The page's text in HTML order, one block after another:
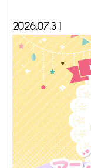
2026.07.31